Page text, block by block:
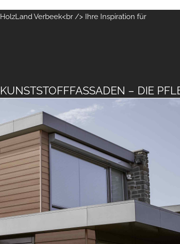
HolzLand Verbeek<br /> Ihre Inspiration für
KUNSTSTOFFFASSADEN – DIE